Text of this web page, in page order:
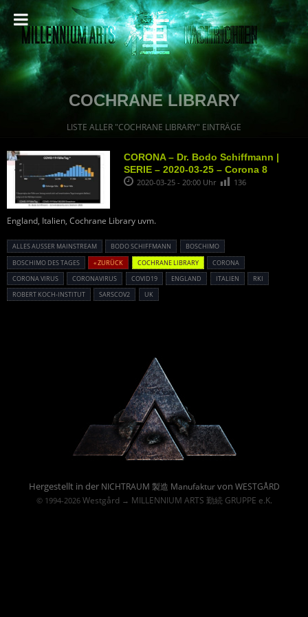
COCHRANE LIBRARY
LISTE ALLER "COCHRANE LIBRARY" EINTRÄGE
CORONA – Dr. Bodo Schiffmann |
SERIE – 2020-03-25 – Corona 8
2020-03-25 - 20:00 Uhr 136
England, Italien, Cochrane Library uvm.
ALLES AUSSER MAINSTREAM BODO SCHIFFMANN
BOSCHIMO
BOSCHIMO DES TAGES
« ZURÜCK COCHRANE LIBRARY
CORONA
CORONA VIRUS
CORONAVIRUS COVID19 ENGLAND ITALIEN
RKI
ROBERT KOCH-INSTITUT
SARSCOV2 UK
Hergestellt in der NICHTRAUM 製造 Manufakturvon WESTGÅRD
© 1994-2026 Westgård→ MILLENNIUM ARTS 勤続 GRUPPE e.K.
Powered By :